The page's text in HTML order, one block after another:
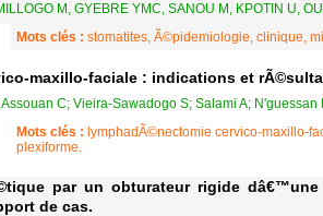
M, GYEBRE YMC, SANOU M, KPOTIN U,
Mots clés : stomatites, Ã©pidemiologie, clinique,
maxillo-faciale : indications et
C; Vieira-Sawadogo S; Salami A; N'guessan
Mots clés : lymphadÃ©nectomie cervico-maxillo-
plexiforme.
par un obturateur rigide dâ€™une
de cas.